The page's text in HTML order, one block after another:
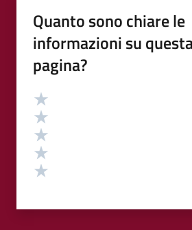
Quanto sono chiare le
informazioni su
pagina?
Valutazione